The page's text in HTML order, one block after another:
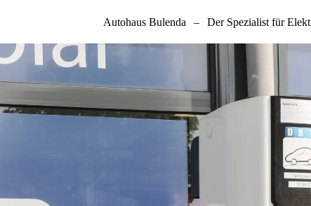
Autohaus Bulenda – Der Spezialist für